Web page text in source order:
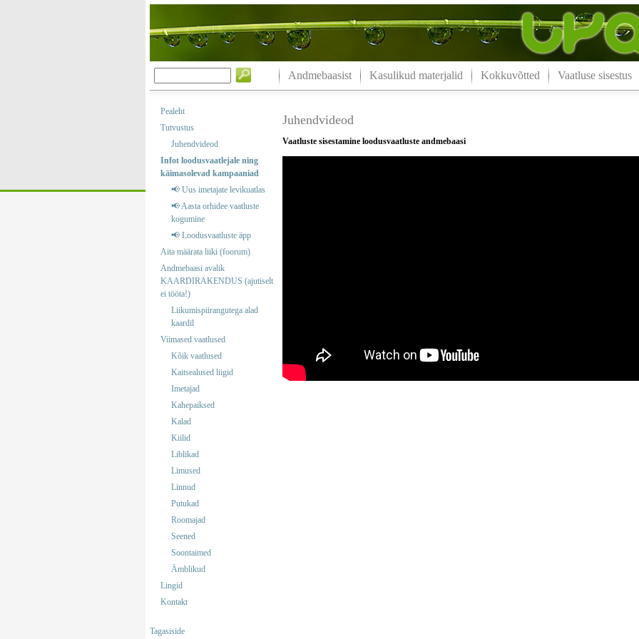
Andmebaasist Kasulikud materjalid Kokkuvõtted Vaatluse sisestus
Pealeht
Tutvustus
Juhendvideod
Infot loodusvaatlejale ning
käimasolevad kampaaniad
📢 Uus imetajate levikuatlas
📢 Aasta orhidee vaatluste
kogumine
📢 Loodusvaatluste äpp
Aita määrata liiki (foorum)
Andmebaasi avalik
KAARDIRAKENDUS (ajutiselt
ei tööta!)
Liikumispiirangutega alad
kaardil
Viimased vaatlused
Kõik vaatlused
Kaitsealused liigid
Imetajad
Kahepaiksed
Kalad
Kiilid
Liblikad
Limused
Linnud
Putukad
Roomajad
Seened
Soontaimed
Ämblikud
Lingid
Kontakt
Tagasiside
Juhendvideod
Vaatluste sisestamine loodusvaatluste andmebaasi